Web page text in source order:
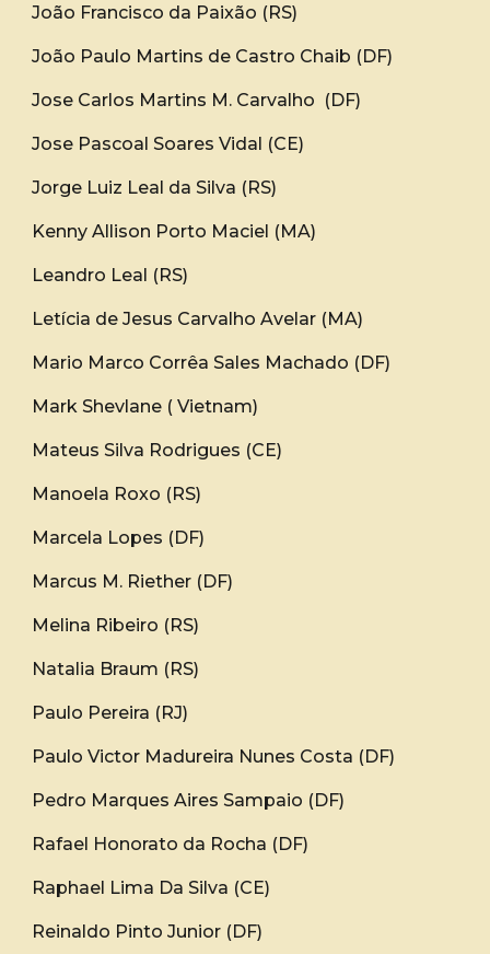
João Francisco da Paixão (RS)
João Paulo Martins de Castro Chaib (DF)
Jose Carlos Martins M. Carvalho (DF)
Jose Pascoal Soares Vidal (CE)
Jorge Luiz Leal da Silva (RS)
Kenny Allison Porto Maciel (MA)
Leandro Leal (RS)
Letícia de Jesus Carvalho Avelar (MA)
Mario Marco Corrêa Sales Machado (DF)
Mark Shevlane ( Vietnam)
Mateus Silva Rodrigues (CE)
Manoela Roxo (RS)
Marcela Lopes (DF)
Marcus M. Riether (DF)
Melina Ribeiro (RS)
Natalia Braum (RS)
Paulo Pereira (RJ)
Paulo Victor Madureira Nunes Costa (DF)
Pedro Marques Aires Sampaio (DF)
Rafael Honorato da Rocha (DF)
Raphael Lima Da Silva (CE)
Reinaldo Pinto Junior (DF)